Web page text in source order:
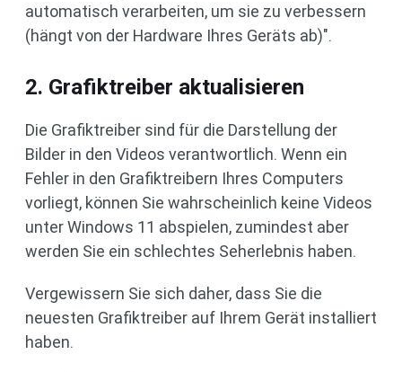
automatisch verarbeiten, um sie zu verbessern
(hängt von der Hardware Ihres Geräts ab)".
2. Grafiktreiber aktualisieren
Die Grafiktreiber sind für die Darstellung der
Bilder in den Videos verantwortlich. Wenn ein
Fehler in den Grafiktreibern Ihres Computers
vorliegt, können Sie wahrscheinlich keine Videos
unter Windows 11 abspielen, zumindest aber
werden Sie ein schlechtes Seherlebnis haben.
Vergewissern Sie sich daher, dass Sie die
neuesten Grafiktreiber auf Ihrem Gerät installiert
haben.